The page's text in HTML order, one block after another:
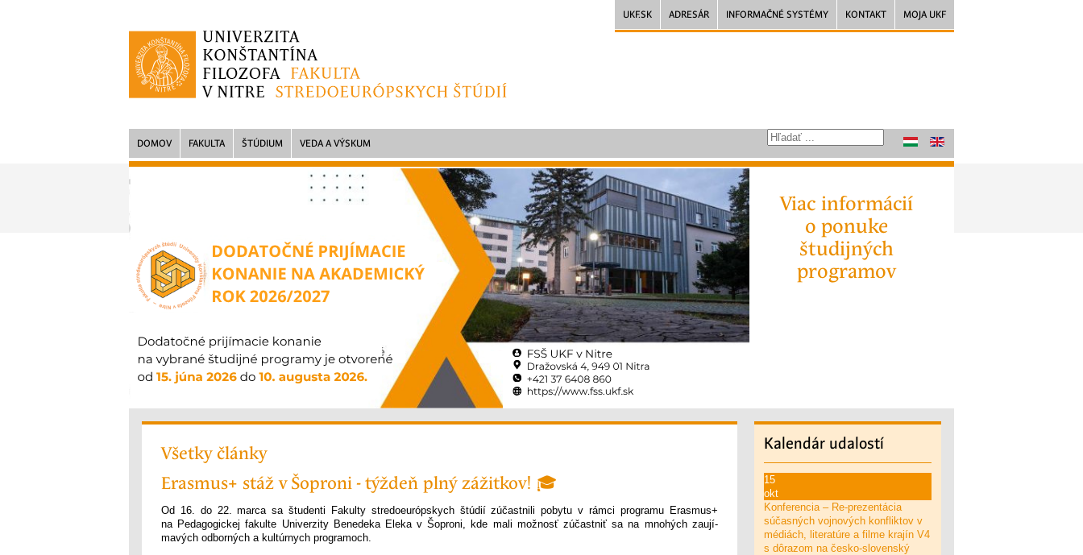
UKF.SK ADRESÁR INFORMAČNÉ SYSTÉMY KONTAKT MOJA UKF
DOMOV FAKULTA ŠTÚDIUM VEDA A VÝSKUM
Viac informácií
o ponuke
študijných
programov
Všetky články
Erasmus+ stáž v Šoproni - týždeň plný zážitkov! 🎓
Od 16. do 22. marca sa študenti Fakulty stredoeurópskych štúdií zúčastnili pobytu v rámci programu Erasmus+
na Pedagogickej fakulte Univerzity Benedeka Eleka v Šoproni, kde mali možnosť zúčastniť sa na mnohých zaují­
mavých odborných a kul­túr­nych programoch.
Kalendárudalostí
15
okt
Konferencia – Re-prezentácia
súčasných vojnových konfliktov v
médiách, literatúre a filme krajín V4
s dôrazom na česko-slovenský